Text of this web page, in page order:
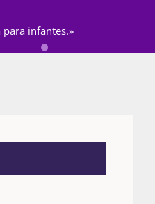
infantes.»